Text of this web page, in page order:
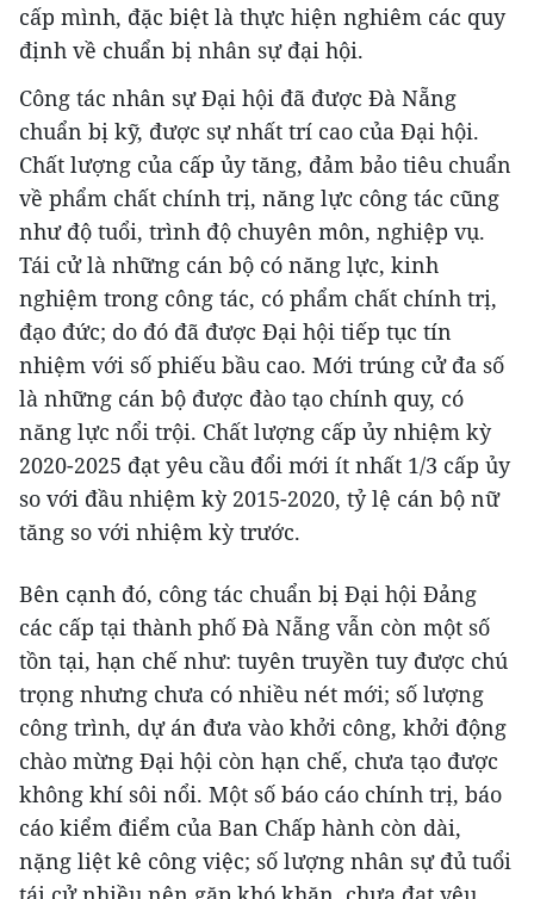
cấp mình, đặc biệt là thực hiện nghiêm các quy
định về chuẩn bị nhân sự đại hội.
Công tác nhân sự Đại hội đã được Đà Nẵng
chuẩn bị kỹ, được sự nhất trí cao của Đại hội.
Chất lượng của cấp ủy tăng, đảm bảo tiêu chuẩn
về phẩm chất chính trị, năng lực công tác cũng
như độ tuổi, trình độ chuyên môn, nghiệp vụ.
Tái cử là những cán bộ có năng lực, kinh
nghiệm trong công tác, có phẩm chất chính trị,
đạo đức; do đó đã được Đại hội tiếp tục tín
nhiệm với số phiếu bầu cao. Mới trúng cử đa số
là những cán bộ được đào tạo chính quy, có
năng lực nổi trội. Chất lượng cấp ủy nhiệm kỳ
2020-2025 đạt yêu cầu đổi mới ít nhất 1/3 cấp ủy
so với đầu nhiệm kỳ 2015-2020, tỷ lệ cán bộ nữ
tăng so với nhiệm kỳ trước.
Bên cạnh đó, công tác chuẩn bị Đại hội Đảng
các cấp tại thành phố Đà Nẵng vẫn còn một số
tồn tại, hạn chế như: tuyên truyền tuy được chú
trọng nhưng chưa có nhiều nét mới; số lượng
công trình, dự án đưa vào khởi công, khởi động
chào mừng Đại hội còn hạn chế, chưa tạo được
không khí sôi nổi. Một số báo cáo chính trị, báo
cáo kiểm điểm của Ban Chấp hành còn dài,
nặng liệt kê công việc; số lượng nhân sự đủ tuổi